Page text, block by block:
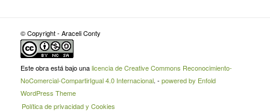
© Copyright - Araceli Conty
Este obra está bajo unalicencia de Creative Commons Reconocimiento-
NoComercial-CompartirIgual 4.0 Internacional. - powered by Enfold
WordPress Theme
Política de privacidad y Cookies